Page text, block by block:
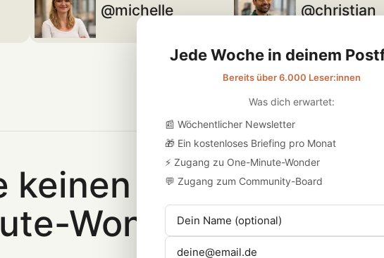
michelle christian
keinen Podcast
Wonder
Jede Woche in deinem
Bereits über 6.000 Leser:innen
Was dich erwartet:
📰 Wöchentlicher Newsletter
🎁 Ein kostenloses Briefing pro Monat
⚡ Zugang zu One-Minute-Wonder
💬 Zugang zum Community-Board